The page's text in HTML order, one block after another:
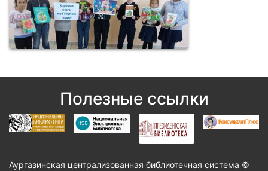
Полезные ссылки
Аургазинская централизованная библиотечная система ©